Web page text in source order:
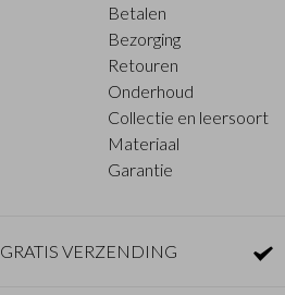
Betalen
Bezorging
Retouren
Onderhoud
Collectie en leersoort
Materiaal
Garantie
GRATIS VERZENDING